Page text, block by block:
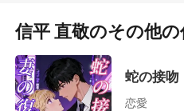
信平 直敬のその他の
蛇の接吻
恋愛